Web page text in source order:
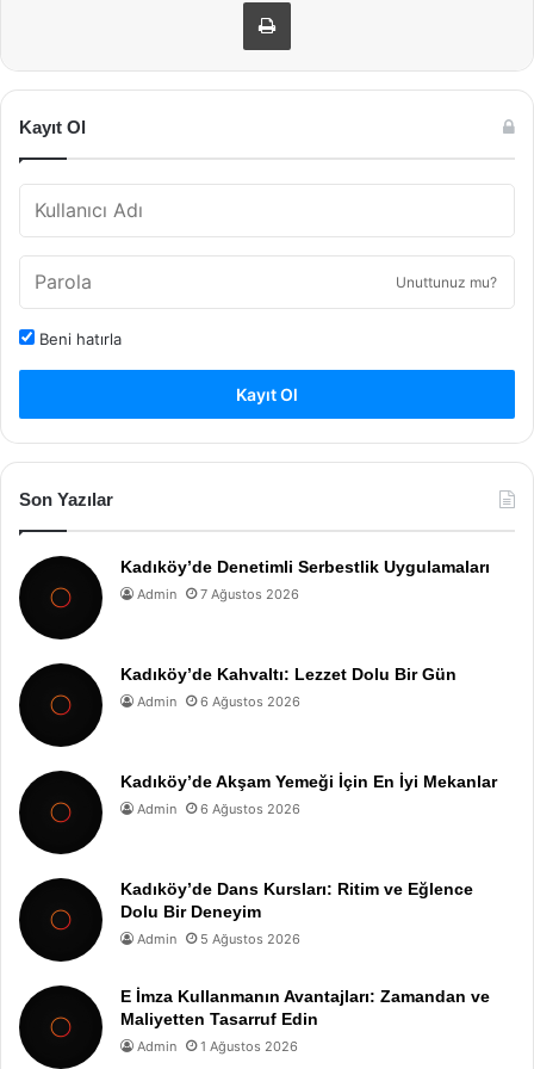
Kayıt Ol
Unuttunuz mu?
Beni hatırla
Kayıt Ol
Son Yazılar
Kadıköy’de Denetimli Serbestlik Uygulamaları
Admin 7 Ağustos 2026
Kadıköy’de Kahvaltı: Lezzet Dolu Bir Gün
Admin 6 Ağustos 2026
Kadıköy’de Akşam Yemeği İçin En İyi Mekanlar
Admin 6 Ağustos 2026
Kadıköy’de Dans Kursları: Ritim ve Eğlence
Dolu Bir Deneyim
Admin 5 Ağustos 2026
E İmza Kullanmanın Avantajları: Zamandan ve
Maliyetten Tasarruf Edin
Admin 1 Ağustos 2026